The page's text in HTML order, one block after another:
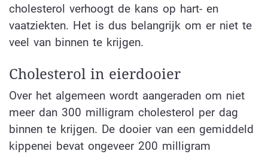
cholesterol verhoogt de kans op hart- en
vaatziekten. Het is dus belangrijk om er niet te
veel van binnen te krijgen.
Cholesterol in eierdooier
Over het algemeen wordt aangeraden om niet
meer dan 300 milligram cholesterol per dag
binnen te krijgen. De dooier van een gemiddeld
kippenei bevat ongeveer 200 milligram